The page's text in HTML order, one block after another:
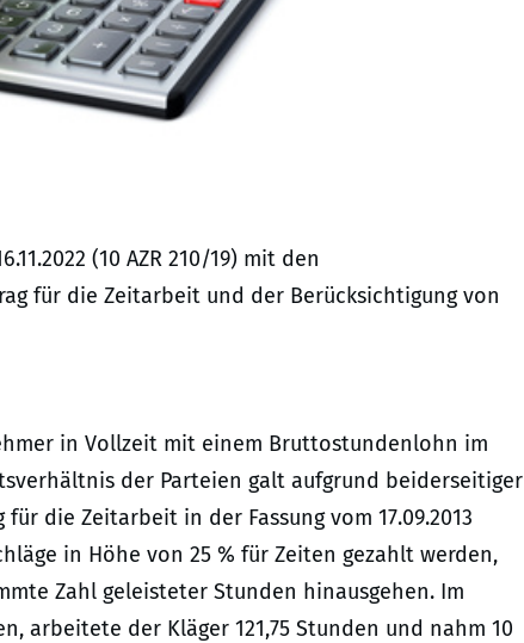
(10 AZR 210/19) mit den
für die Zeitarbeit und der Berücksichtigung von
in Vollzeit mit einem Bruttostundenlohn im
der Parteien galt aufgrund beiderseitiger
die Zeitarbeit in der Fassung vom 17.09.2013
in Höhe von 25 % für Zeiten gezahlt werden,
Zahl geleisteter Stunden hinausgehen. Im
arbeitete der Kläger 121,75 Stunden und nahm 10